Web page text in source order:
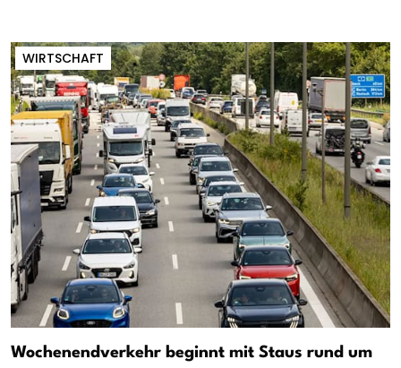
WIRTSCHAFT
Wochenendverkehr beginnt mit Staus rund um